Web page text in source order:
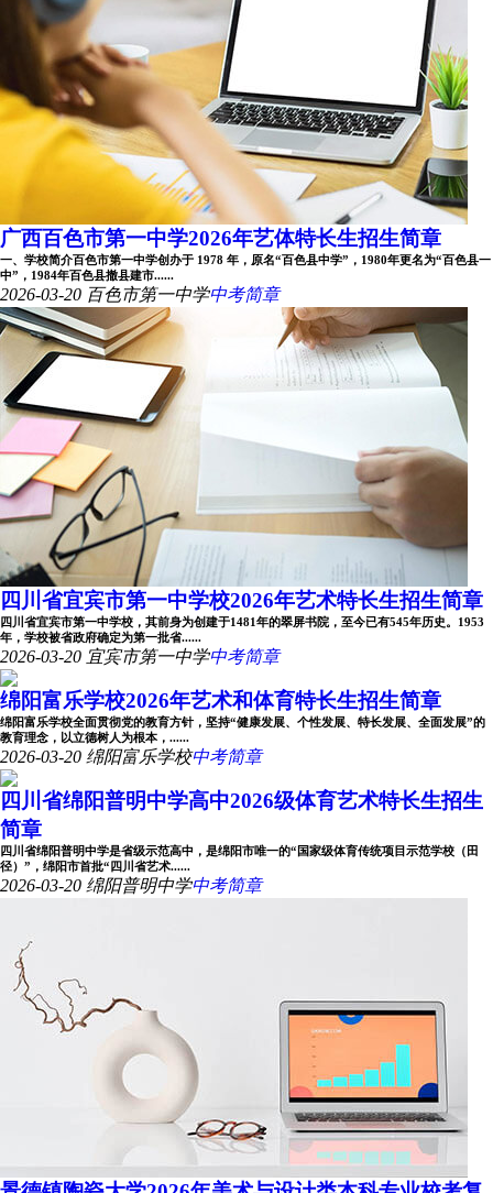
广西百色市第一中学2026年艺体特长生招生简章
一、学校简介百色市第一中学创办于 1978 年，原名“百色县中学”，1980年更名为“百色县一
中”，1984年百色县撤县建市......
2026-03-20 百色市第一中学中考简章
四川省宜宾市第一中学校2026年艺术特长生招生简章
四川省宜宾市第一中学校，其前身为创建于1481年的翠屏书院，至今已有545年历史。1953
年，学校被省政府确定为第一批省......
2026-03-20 宜宾市第一中学中考简章
绵阳富乐学校2026年艺术和体育特长生招生简章
绵阳富乐学校全面贯彻党的教育方针，坚持“健康发展、个性发展、特长发展、全面发展”的
教育理念，以立德树人为根本，......
2026-03-20 绵阳富乐学校中考简章
四川省绵阳普明中学高中2026级体育艺术特长生招生
简章
四川省绵阳普明中学是省级示范高中，是绵阳市唯一的“国家级体育传统项目示范学校（田
径）”，绵阳市首批“四川省艺术......
2026-03-20 绵阳普明中学中考简章